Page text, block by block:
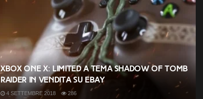
Xbox One X: limited a tema Shadow of Tomb
Raider in vendita su Ebay
4 SETTEMBRE 2018 286